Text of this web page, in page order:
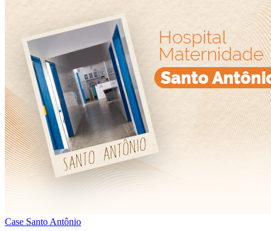
Case Santo Antônio